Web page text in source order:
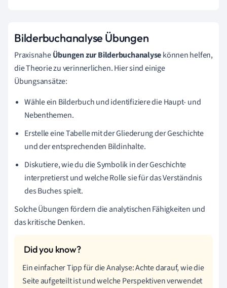
Bilderbuchanalyse Übungen
PraxisnaheÜbungen zur Bilderbuchanalysekönnen helfen,
die Theorie zu verinnerlichen. Hier sind einige
Übungsansätze:
Wähle ein Bilderbuch und identifiziere die Haupt- und
Nebenthemen.
Erstelle eine Tabelle mit der Gliederung der Geschichte
und der entsprechenden Bildinhalte.
Diskutiere, wie du die Symbolik in der Geschichte
interpretierst und welche Rolle sie für das Verständnis
des Buches spielt.
Solche Übungen fördern die analytischen Fähigkeiten und
das kritische Denken.
Ein einfacher Tipp für die Analyse: Achte darauf, wie die
Seite aufgeteilt ist und welche Perspektiven verwendet